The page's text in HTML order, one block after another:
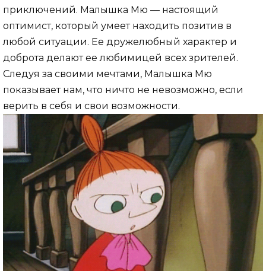
приключений. Малышка Мю — настоящий
оптимист, который умеет находить позитив в
любой ситуации. Ее дружелюбный характер и
доброта делают ее любимицей всех зрителей.
Следуя за своими мечтами, Малышка Мю
показывает нам, что ничто не невозможно, если
верить в себя и свои возможности.